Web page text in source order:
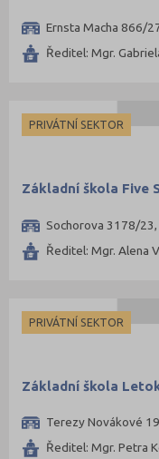
Ernsta Macha 866/
Ředitel: Mgr.
PRIVÁTNÍ SEKTOR
Základní škola Five
Sochorova 3178/
Ředitel: Mgr. Alena
PRIVÁTNÍ SEKTOR
Základní škola
Terezy Novákové
Ředitel: Mgr. Petra